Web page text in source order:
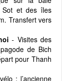
Sot et des îles
Transfert vers
- Visites des
de Bich
pour Thanh
: l’ancienne